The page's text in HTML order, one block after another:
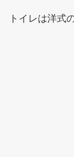
トイレは洋式